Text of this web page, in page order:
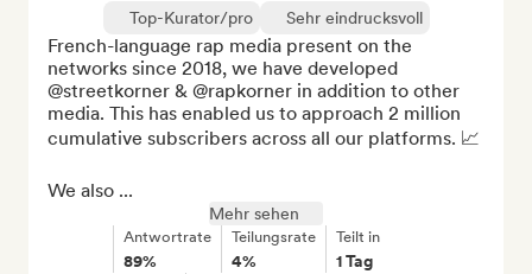
Top-Kurator/pro
Sehr eindrucksvoll
French-language rap media present on the
networks since 2018, we have developed
@streetkorner & @rapkorner in addition to other
media. This has enabled us to approach 2 million
cumulative subscribers across all our platforms. 📈
We also ...
Mehr sehen
Antwortrate
89%
Teilungsrate
4%
Teilt in
1 Tag